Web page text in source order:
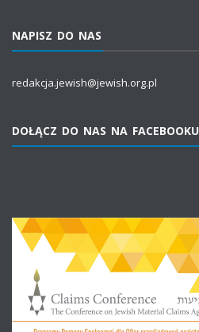
NAPISZ DO NAS
redakcja.jewish@jewish.org.pl
DOŁĄCZ DO NAS NA FACEBOOKU